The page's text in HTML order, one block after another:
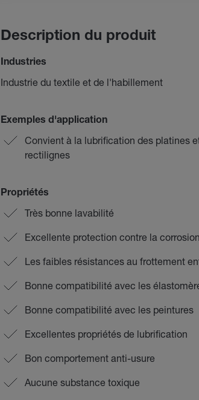
Description du produit
Industries
Industrie du textile et de l'habillement
Exemples d'application
Convient à la lubrification des platines
rectilignes
Propriétés
Très bonne lavabilité
Excellente protection contre la corrosion
Les faibles résistances au frottement
Bonne compatibilité avec les
Bonne compatibilité avec les peintures
Excellentes propriétés de lubrification
Bon comportement anti-usure
Aucune substance toxique